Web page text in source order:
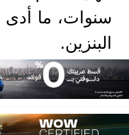
سنوات، ما أدى
البنزين.